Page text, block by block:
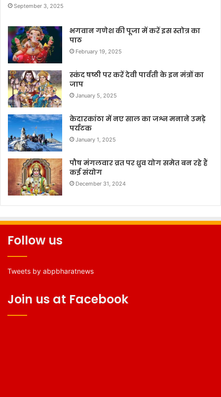
September 3, 2025
भगवान गणेश की पूजा में करें इस स्तोत्र का
पाठ
February 19, 2025
स्कंद षष्ठी पर करें देवी पार्वती के इन मंत्रों का
जाप
January 5, 2025
केदारकांठा में नए साल का जश्न मनाने उमड़े
पर्यटक
January 1, 2025
पौष मंगलवार व्रत पर ध्रुव योग समेत बन रहे हैं
कई संयोग
December 31, 2024
Follow us
Tweets by abpbharatnews
Join us at Facebook